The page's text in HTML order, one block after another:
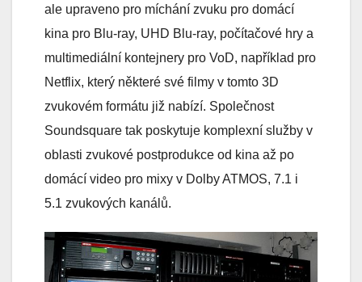
ale upraveno pro míchání zvuku pro domácí
kina pro Blu-ray, UHD Blu-ray, počítačové hry a
multimediální kontejnery pro VoD, například pro
Netflix, který některé své filmy v tomto 3D
zvukovém formátu již nabízí. Společnost
Soundsquare tak poskytuje komplexní služby v
oblasti zvukové postprodukce od kina až po
domácí video pro mixy v Dolby ATMOS, 7.1 i
5.1 zvukových kanálů.